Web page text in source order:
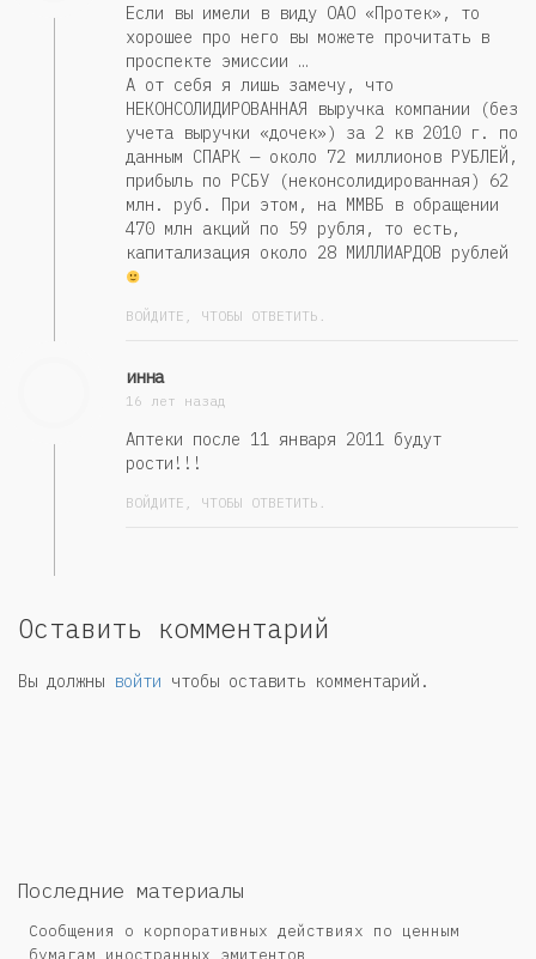
Если вы имели в виду ОАО «Протек», то
хорошее про него вы можете прочитать в
проспекте эмиссии …
А от себя я лишь замечу, что
НЕКОНСОЛИДИРОВАННАЯ выручка компании (без
учета выручки «дочек») за 2 кв 2010 г. по
данным СПАРК — около 72 миллионов РУБЛЕЙ,
прибыль по РСБУ (неконсолидированная) 62
млн. руб. При этом, на ММВБ в обращении
470 млн акций по 59 рубля, то есть,
капитализация около 28 МИЛЛИАРДОВ рублей
ВОЙДИТЕ, ЧТОБЫ ОТВЕТИТЬ.
инна
16 лет назад
Аптеки после 11 января 2011 будут
рости!!!
ВОЙДИТЕ, ЧТОБЫ ОТВЕТИТЬ.
Оставить комментарий
Вы должны войти чтобы оставить комментарий.
Последние материалы
Сообщения о корпоративных действиях по ценным